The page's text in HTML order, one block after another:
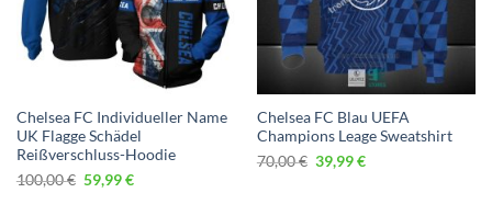
Chelsea FC Individueller Name
UK Flagge Schädel
Reißverschluss-Hoodie
100,00€ Ursprünglicher
Preis
59,99€Aktueller
Chelsea FC Blau UEFA
Champions Leage Sweatshirt
70,00€ Ursprünglicher
Preis
39,99€Aktueller